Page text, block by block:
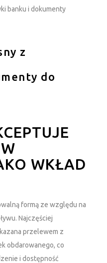
banku i dokumenty
z
do
WKŁAD
formą ze względu na
Najczęściej
przelewem z
obdarowanego, co
i dostępność